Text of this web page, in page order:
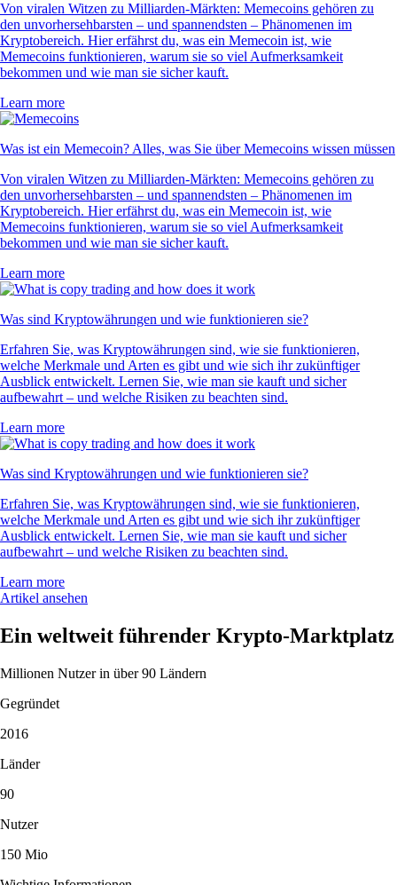
Von viralen Witzen zu Milliarden-Märkten: Memecoins gehören zu
den unvorhersehbarsten – und spannendsten – Phänomenen im
Kryptobereich. Hier erfährst du, was ein Memecoin ist, wie
Memecoins funktionieren, warum sie so viel Aufmerksamkeit
bekommen und wie man sie sicher kauft.
Learn more
Was ist ein Memecoin? Alles, was Sie über Memecoins wissen müssen
Von viralen Witzen zu Milliarden-Märkten: Memecoins gehören zu
den unvorhersehbarsten – und spannendsten – Phänomenen im
Kryptobereich. Hier erfährst du, was ein Memecoin ist, wie
Memecoins funktionieren, warum sie so viel Aufmerksamkeit
bekommen und wie man sie sicher kauft.
Learn more
Was sind Kryptowährungen und wie funktionieren sie?
Erfahren Sie, was Kryptowährungen sind, wie sie funktionieren,
welche Merkmale und Arten es gibt und wie sich ihr zukünftiger
Ausblick entwickelt. Lernen Sie, wie man sie kauft und sicher
aufbewahrt – und welche Risiken zu beachten sind.
Learn more
Was sind Kryptowährungen und wie funktionieren sie?
Erfahren Sie, was Kryptowährungen sind, wie sie funktionieren,
welche Merkmale und Arten es gibt und wie sich ihr zukünftiger
Ausblick entwickelt. Lernen Sie, wie man sie kauft und sicher
aufbewahrt – und welche Risiken zu beachten sind.
Learn more
Artikel ansehen
Ein weltweit führender Krypto-Marktplatz
Millionen Nutzer in über 90 Ländern
Gegründet
2016
Länder
90
Nutzer
150 Mio